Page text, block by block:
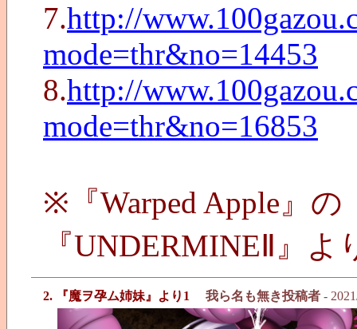
7.http://
mode=thr&no=14453
8.http://
mode=thr&no=16853
※『Warped Apple』の
『UNDERMINEⅡ』よ
2. 『魔ヲ孕ム姉妹』より1 我ら名も無き投稿者 -